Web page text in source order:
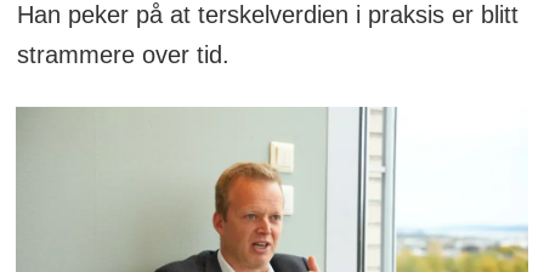
Han peker på at terskelverdien i praksis er blitt
strammere over tid.